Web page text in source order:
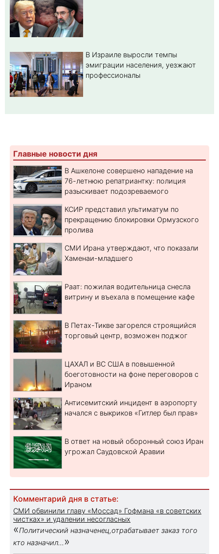
В Израиле выросли темпы
эмиграции населения, уезжают
профессионалы
Главные новости дня
В Ашкелоне совершено нападение на
76-летнюю репатриантку: полиция
разыскивает подозреваемого
КСИР представил ультиматум по
прекращению блокировки Ормузского
пролива
СМИ Ирана утверждают, что показали
Хаменаи-младшего
Раат: пожилая водительница снесла
витрину и въехала в помещение кафе
В Петах-Тикве загорелся строящийся
торговый центр, возможен поджог
ЦАХАЛ и ВС США в повышенной
боеготовности на фоне переговоров с
Ираном
Антисемитский инцидент в аэропорту
начался с выкриков «Гитлер был прав»
В ответ на новый оборонный союз Иран
угрожал Саудовской Аравии
Комментарий дня в статье:
СМИ обвинили главу «Моссад» Гофмана «в советских
чистках» и удалении несогласных
«Политический назначенец,отрабатывает заказ того
кто назначил... »